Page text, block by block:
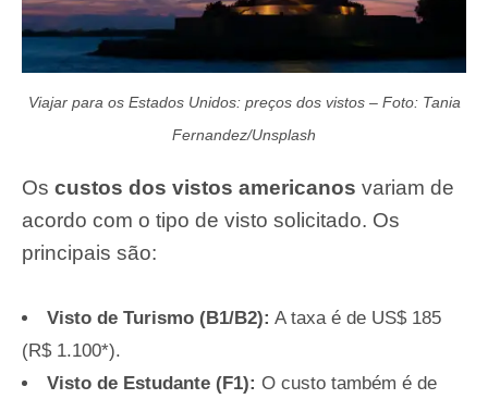
Viajar para os Estados Unidos: preços dos vistos – Foto: Tania
Fernandez/Unsplash
Os custos dos vistos americanos variam de
acordo com o tipo de visto solicitado. Os
principais são:
Visto de Turismo (B1/B2): A taxa é de US$ 185
(R$ 1.100*).
Visto de Estudante (F1): O custo também é de